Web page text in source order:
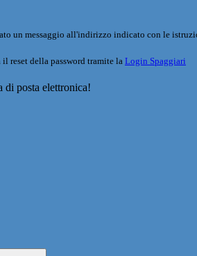
un messaggio all'indirizzo indicato con le
reset della password tramite la Login Spaggiari
di posta elettronica!